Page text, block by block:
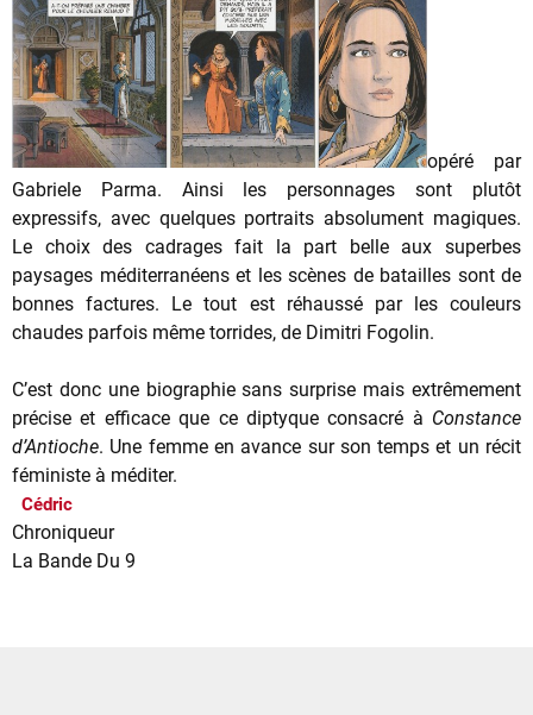
opéré par
Gabriele Parma. Ainsi les personnages sont plutôt
expressifs, avec quelques portraits absolument magiques.
Le choix des cadrages fait la part belle aux superbes
paysages méditerranéens et les scènes de batailles sont de
bonnes factures. Le tout est réhaussé par les couleurs
chaudes parfois même torrides, de Dimitri Fogolin.
C’est donc une biographie sans surprise mais extrêmement
précise et efficace que ce diptyque consacré à Constance
d’Antioche. Une femme en avance sur son temps et un récit
féministe à méditer.
Cédric
Chroniqueur
La Bande Du 9